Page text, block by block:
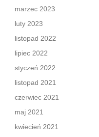
marzec 2023
luty 2023
listopad 2022
lipiec 2022
styczeń 2022
listopad 2021
czerwiec 2021
maj 2021
kwiecień 2021